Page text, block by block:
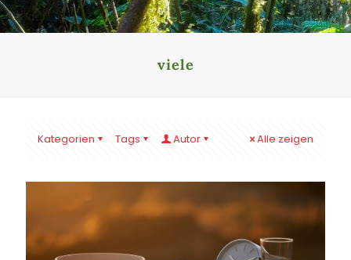
viele
Kategorien Tags Autor Alle zeigen